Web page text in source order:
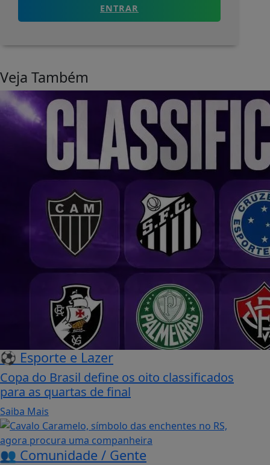
ENTRAR
Veja Também
⚽ Esporte e Lazer
Copa do Brasil define os oito classificados
para as quartas de final
Saiba Mais
👥 Comunidade / Gente